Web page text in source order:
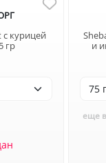
курицей
гр
и
еще